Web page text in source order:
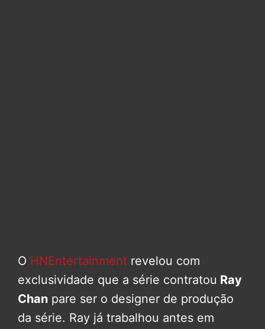
O HNEntertainment revelou com
exclusividade que a série contratou Ray
Chan pare ser o designer de produção
da série. Ray já trabalhou antes em